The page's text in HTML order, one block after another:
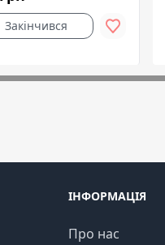
Закінчився
ІНФОРМАЦІЯ
Про нас